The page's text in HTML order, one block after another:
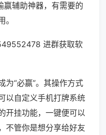
赢辅助神器，有需要的
进群获取软
为“必赢”。其操作方式
以自定义手机打牌系统
开挂功能，一键便可以
不管你是想分享给好友